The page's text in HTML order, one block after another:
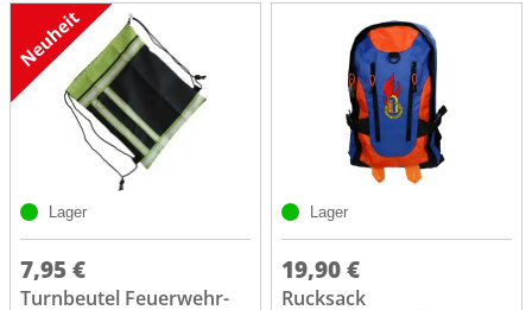
Lager
7,95 €
Turnbeutel Feuerwehr-
Lager
19,90 €
Rucksack